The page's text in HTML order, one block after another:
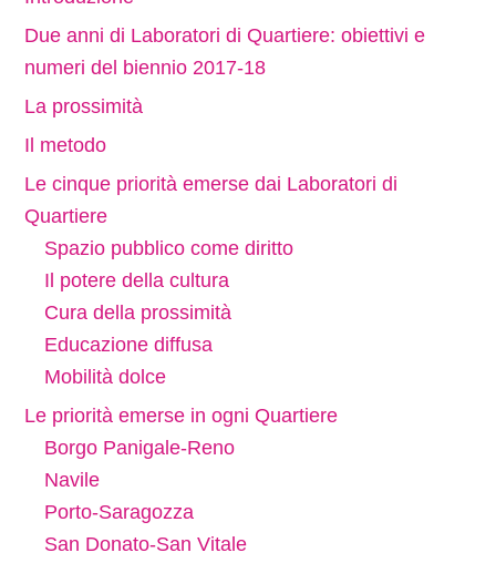
Due anni di Laboratori di Quartiere: obiettivi e
numeri del biennio 2017-18
La prossimità
Il metodo
Le cinque priorità emerse dai Laboratori di
Quartiere
Spazio pubblico come diritto
Il potere della cultura
Cura della prossimità
Educazione diffusa
Mobilità dolce
Le priorità emerse in ogni Quartiere
Borgo Panigale-Reno
Navile
Porto-Saragozza
San Donato-San Vitale